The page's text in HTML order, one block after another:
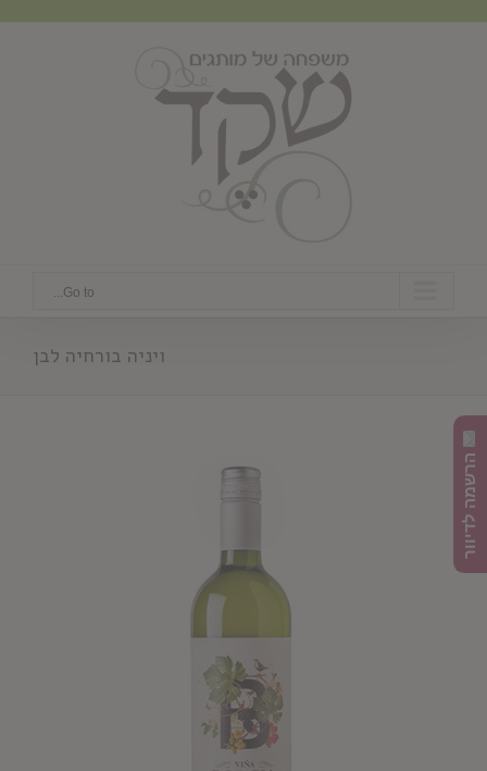
Go to...
ויניה בורחיה לבן
הרשמה לדיוור